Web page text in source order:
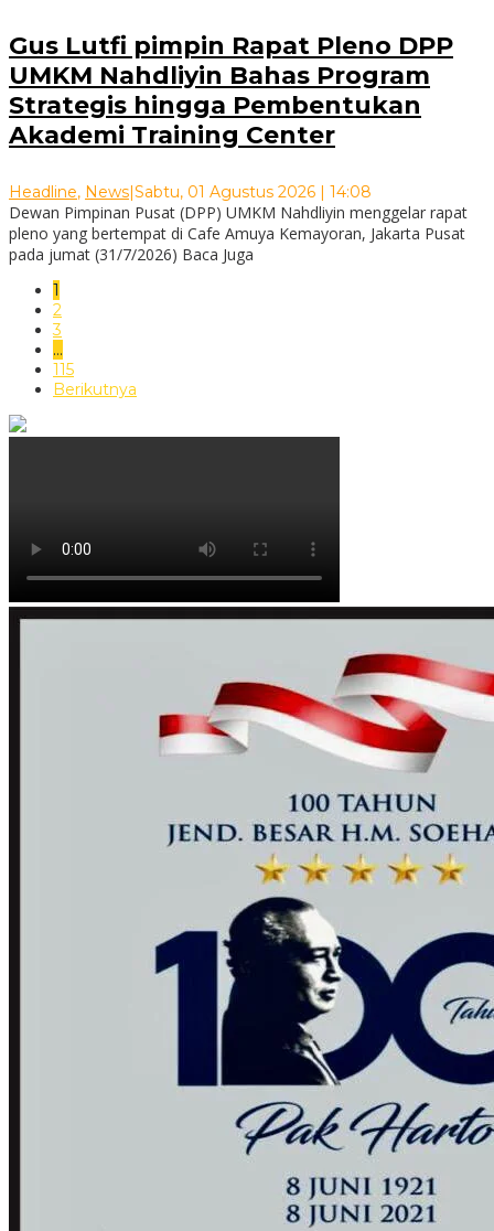
Gus Lutfi pimpin Rapat Pleno DPP
UMKM Nahdliyin Bahas Program
Strategis hingga Pembentukan
Akademi Training Center
Headline, News Sabtu, 01 Agustus 2026 | 14:08
Dewan Pimpinan Pusat (DPP) UMKM Nahdliyin menggelar rapat
pleno yang bertempat di Cafe Amuya Kemayoran, Jakarta Pusat
pada jumat (31/7/2026) Baca Juga
1
2
3
…
115
Berikutnya